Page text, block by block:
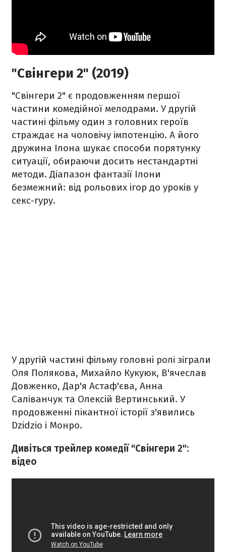
"Свінгери 2" (2019)
"Свінгери 2" є продовженням першої
частини комедійної мелодрами. У другій
частині фільму один з головних героїв
страждає на чоловічу імпотенцію. А його
дружина Ілона шукає способи порятунку
ситуації, обираючи досить нестандартні
методи. Діапазон фантазії Ілони
безмежний: від рольових ігор до уроків у
секс-гуру.
У другій частині фільму головні ролі зіграли
Оля Полякова, Михайло Кукуюк, В'ячеслав
Довженко, Дар'я Астаф'єва, Анна
Саліванчук та Олексій Вертинський. У
продовженні пікантної історії з'явились
Dzidzio і Монро.
Дивіться трейлер комедії "Свінгери 2":
відео